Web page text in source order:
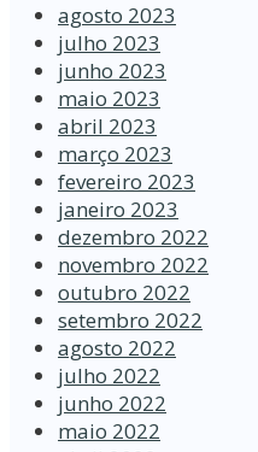
agosto 2023
julho 2023
junho 2023
maio 2023
abril 2023
março 2023
fevereiro 2023
janeiro 2023
dezembro 2022
novembro 2022
outubro 2022
setembro 2022
agosto 2022
julho 2022
junho 2022
maio 2022